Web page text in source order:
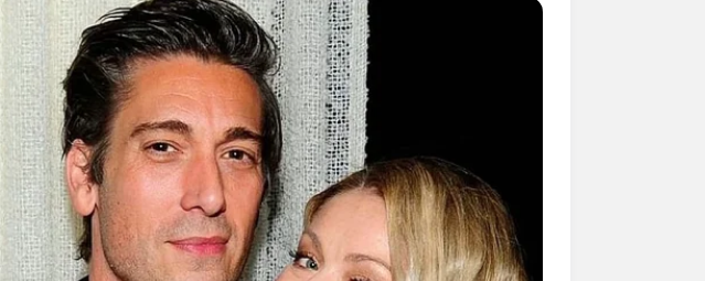
Wenn etwas darüber gebucht oder gekauft wird, ist das